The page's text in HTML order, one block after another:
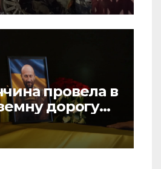
провела в
дорогу
– Олега